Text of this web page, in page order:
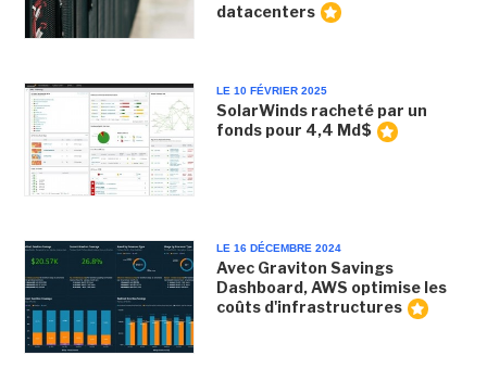
datacenters
LE 10 FÉVRIER 2025
SolarWinds racheté par un
fonds pour 4,4 Md$
LE 16 DÉCEMBRE 2024
Avec Graviton Savings
Dashboard, AWS optimise les
coûts d'infrastructures